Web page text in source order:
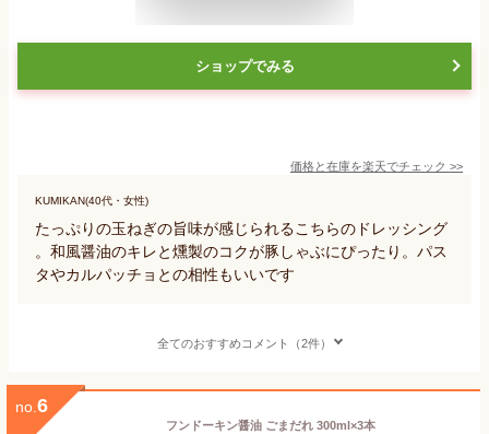
ショップでみる
価格と在庫を楽天でチェック >>
KUMIKAN(40代・女性)
たっぷりの玉ねぎの旨味が感じられるこちらのドレッシング
。和風醤油のキレと燻製のコクが豚しゃぶにぴったり。パス
タやカルパッチョとの相性もいいです
全てのおすすめコメント（2件）
no. 6
フンドーキン醤油 ごまだれ 300ml×3本